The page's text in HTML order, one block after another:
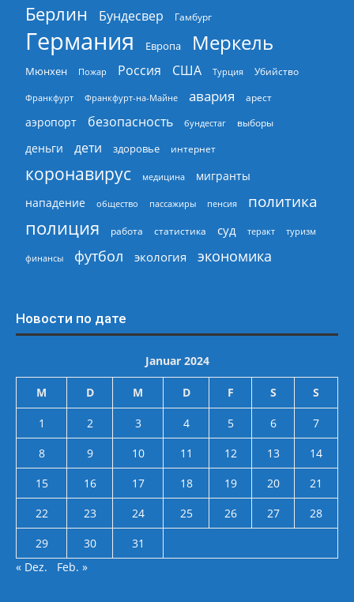
Берлин
Бундесвер Гамбург
Германия Европа Меркель
Мюнхен Пожар Россия США Турция Убийство
Франкфурт Франкфурт-на-Майне авария арест
аэропорт безопасность бундестаг выборы
деньги дети здоровье интернет
коронавирус медицина
мигранты
нападение
общество пассажиры пенсия политика
полиция работа статистика суд теракт туризм
финансы футбол экология экономика
Новости по дате
Januar 2024
M D M D F S S
1 2 3 4 5 6
7
8
9 10 11 12 13
14
15
16 17 18 19 20
21
22
23 24 25 26 27
28
29
30
31
« Dez.
Feb. »